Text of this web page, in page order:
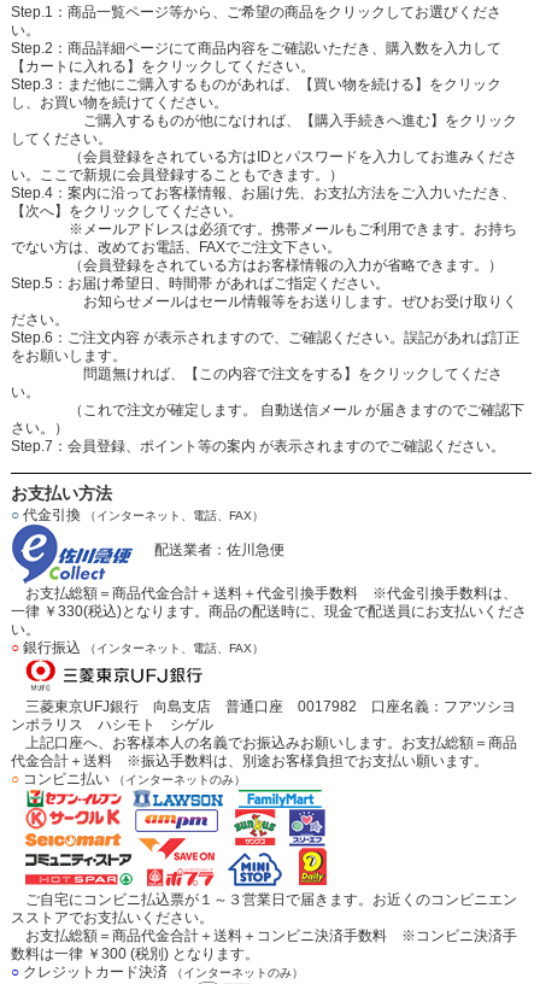
Step.1：商品一覧ページ等から、ご希望の商品をクリックしてお選びくださ
い。
Step.2：商品詳細ページにて商品内容をご確認いただき、購入数を入力して
【カートに入れる】をクリックしてください。
Step.3：まだ他にご購入するものがあれば、【買い物を続ける】をクリック
し、お買い物を続けてください。
ご購入するものが他になければ、【購入手続きへ進む】をクリック
してください。
（会員登録をされている方はIDとパスワードを入力してお進みくださ
い。ここで新規に会員登録することもできます。）
Step.4：案内に沿ってお客様情報、お届け先、お支払方法をご入力いただき、
【次へ】をクリックしてください。
※メールアドレスは必須です。携帯メールもご利用できます。お持ち
でない方は、改めてお電話、FAXでご注文下さい。
（会員登録をされている方はお客様情報の入力が省略できます。）
Step.5：お届け希望日、時間帯 があればご指定ください。
お知らせメールはセール情報等をお送りします。ぜひお受け取りく
ださい。
Step.6：ご注文内容 が表示されますので、ご確認ください。誤記があれば訂正
をお願いします。
問題無ければ、【この内容で注文をする】をクリックしてくださ
い。
（これで注文が確定します。 自動送信メール が届きますのでご確認下
さい。）
Step.7：会員登録、ポイント等の案内 が表示されますのでご確認ください。
お支払い方法
○代金引換 （インターネット、電話、FAX）
配送業者：佐川急便
お支払総額＝商品代金合計＋送料＋代金引換手数料 ※代金引換手数料は、
一律 ￥330(税込)となります。商品の配送時に、現金で配送員にお支払いくださ
い。
○銀行振込 （インターネット、電話、FAX）
三菱東京UFJ銀行 向島支店 普通口座 0017982 口座名義：フアツシヨ
ンポラリス ハシモト シゲル
上記口座へ、お客様本人の名義でお振込みお願いします。お支払総額＝商品
代金合計＋送料 ※振込手数料は、別途お客様負担でお支払い願います。
○コンビニ払い （インターネットのみ）
ご自宅にコンビニ払込票が１～３営業日で届きます。お近くのコンビニエン
スストアでお支払いください。
お支払総額＝商品代金合計＋送料＋コンビニ決済手数料 ※コンビニ決済手
数料は一律 ￥300 (税別) となります。
○クレジットカード決済 （インターネットのみ）